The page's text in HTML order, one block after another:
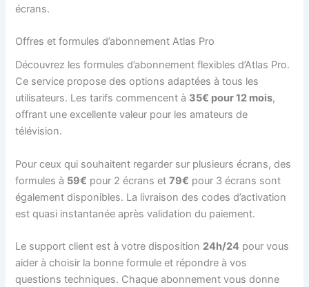
écrans.
Offres et formules d’abonnement Atlas Pro
Découvrez les formules d’abonnement flexibles d’Atlas Pro.
Ce service propose des options adaptées à tous les
utilisateurs. Les tarifs commencent à 35€ pour 12 mois,
offrant une excellente valeur pour les amateurs de
télévision.
Pour ceux qui souhaitent regarder sur plusieurs écrans, des
formules à 59€ pour 2 écrans et79€ pour 3 écrans sont
également disponibles. La livraison des codes d’activation
est quasi instantanée après validation du paiement.
Le support client est à votre disposition 24h/24 pour vous
aider à choisir la bonne formule et répondre à vos
questions techniques. Chaque abonnement vous donne